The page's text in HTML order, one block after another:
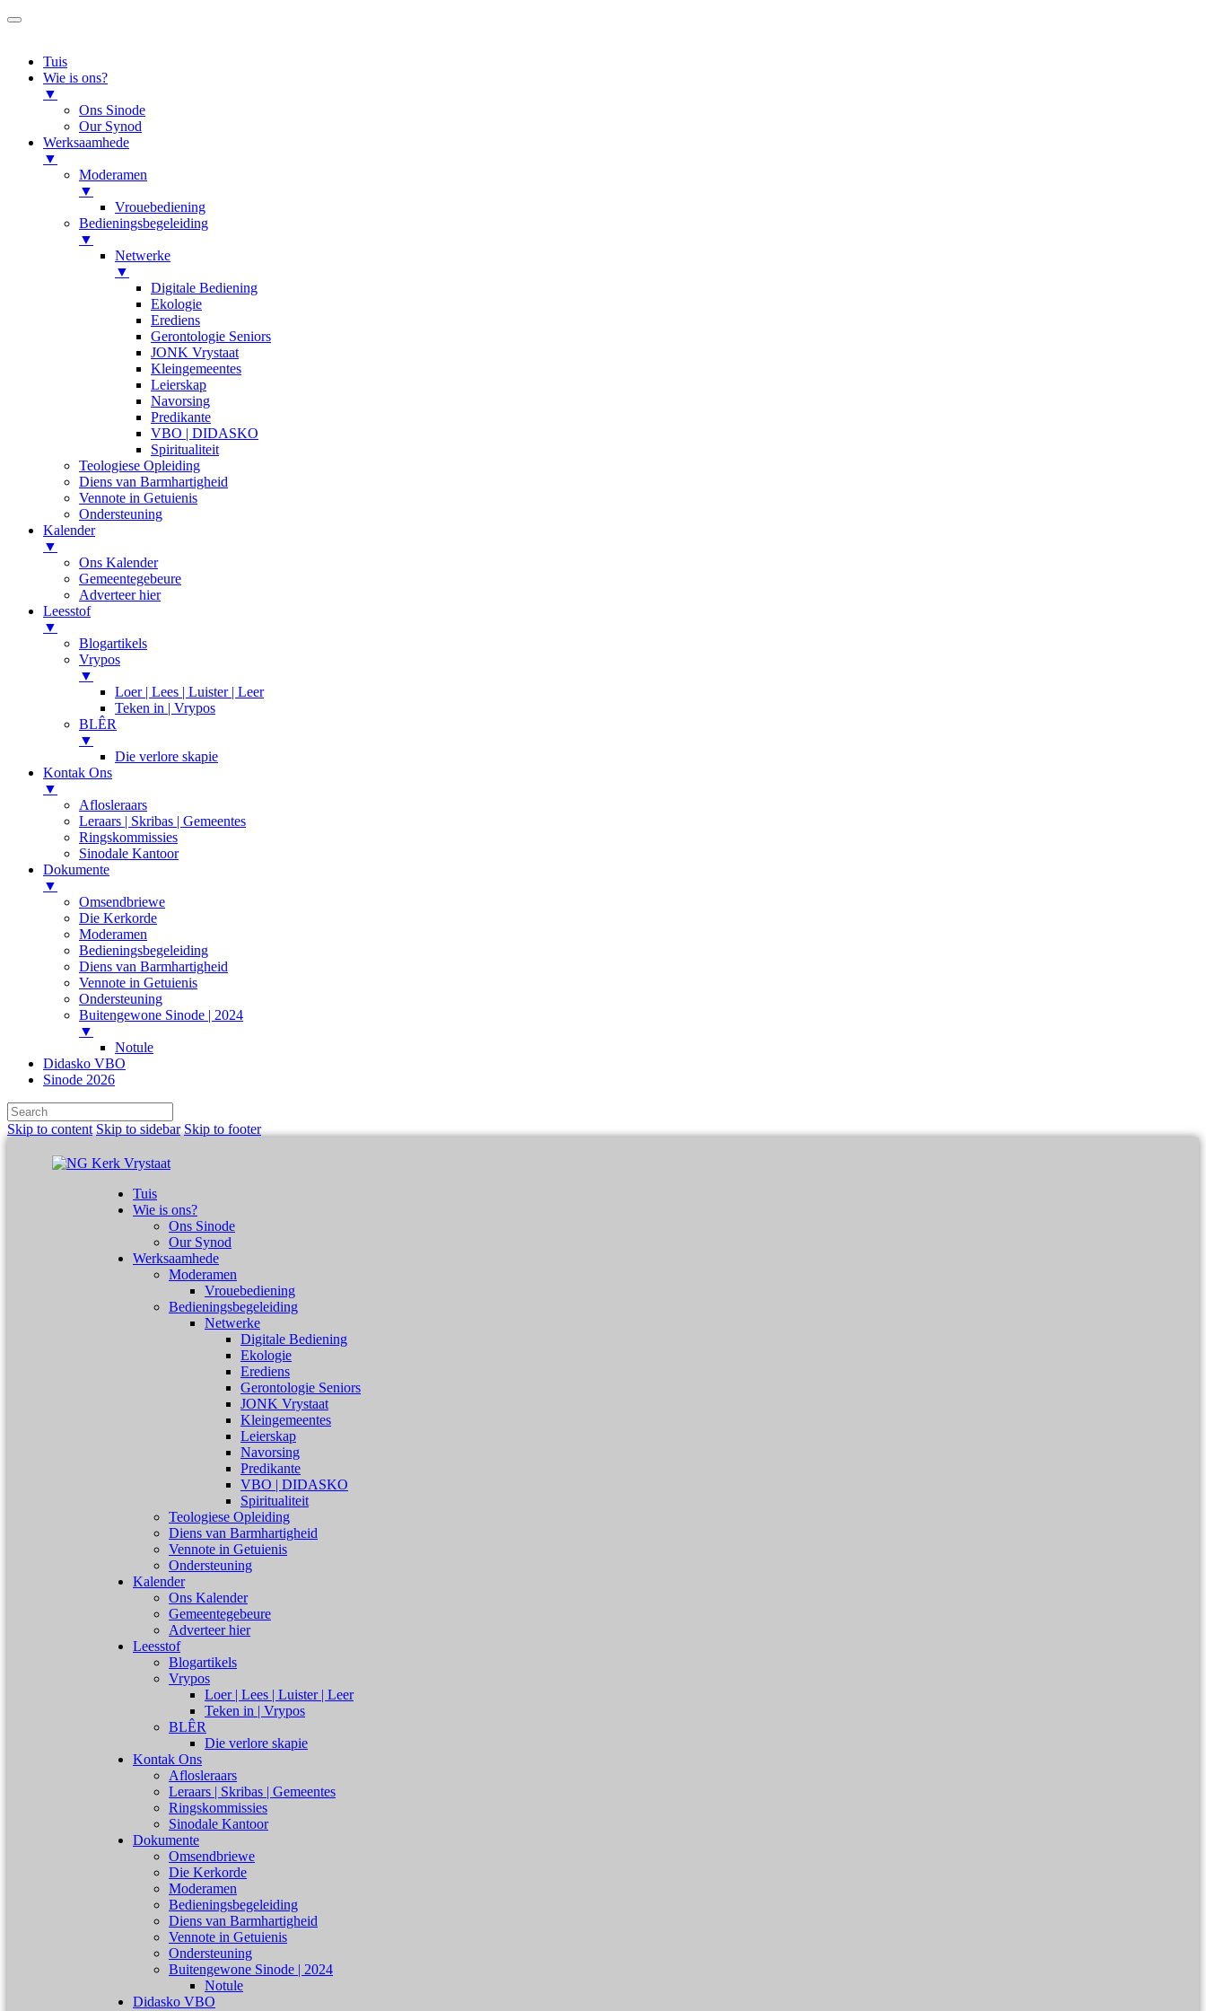
Tuis
Wie is ons?
▼
Ons Sinode
Our Synod
Werksaamhede
▼
Moderamen
▼
Vrouebediening
Bedieningsbegeleiding
▼
Netwerke
▼
Digitale Bediening
Ekologie
Erediens
Gerontologie Seniors
JONK Vrystaat
Kleingemeentes
Leierskap
Navorsing
Predikante
VBO | DIDASKO
Spiritualiteit
Teologiese Opleiding
Diens van Barmhartigheid
Vennote in Getuienis
Ondersteuning
Kalender
▼
Ons Kalender
Gemeentegebeure
Adverteer hier
Leesstof
▼
Blogartikels
Vrypos
▼
Loer | Lees | Luister | Leer
Teken in | Vrypos
BLÊR
▼
Die verlore skapie
Kontak Ons
▼
Aflosleraars
Leraars | Skribas | Gemeentes
Ringskommissies
Sinodale Kantoor
Dokumente
▼
Omsendbriewe
Die Kerkorde
Moderamen
Bedieningsbegeleiding
Diens van Barmhartigheid
Vennote in Getuienis
Ondersteuning
Buitengewone Sinode | 2024
▼
Notule
Didasko VBO
Sinode 2026
Skip to content Skip to sidebar Skip to footer
Tuis
Wie is ons?
Ons Sinode
Our Synod
Werksaamhede
Moderamen
Vrouebediening
Bedieningsbegeleiding
Netwerke
Digitale Bediening
Ekologie
Erediens
Gerontologie Seniors
JONK Vrystaat
Kleingemeentes
Leierskap
Navorsing
Predikante
VBO | DIDASKO
Spiritualiteit
Teologiese Opleiding
Diens van Barmhartigheid
Vennote in Getuienis
Ondersteuning
Kalender
Ons Kalender
Gemeentegebeure
Adverteer hier
Leesstof
Blogartikels
Vrypos
Loer | Lees | Luister | Leer
Teken in | Vrypos
BLÊR
Die verlore skapie
Kontak Ons
Aflosleraars
Leraars | Skribas | Gemeentes
Ringskommissies
Sinodale Kantoor
Dokumente
Omsendbriewe
Die Kerkorde
Moderamen
Bedieningsbegeleiding
Diens van Barmhartigheid
Vennote in Getuienis
Ondersteuning
Buitengewone Sinode | 2024
Notule
Didasko VBO